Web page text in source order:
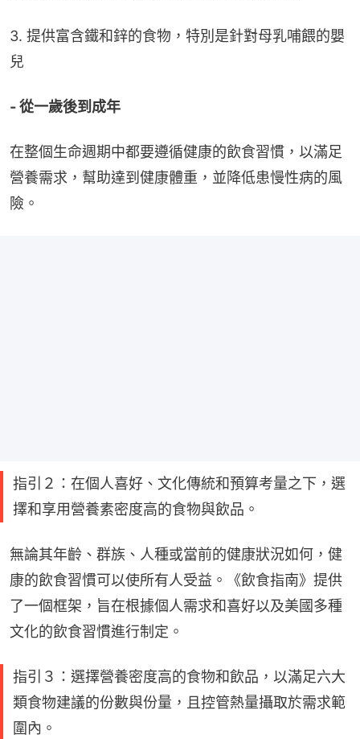
3. 提供富含鐵和鋅的食物，特別是針對母乳哺餵的嬰
兒
- 從一歲後到成年
在整個生命週期中都要遵循健康的飲食習慣，以滿足
營養需求，幫助達到健康體重，並降低患慢性病的風
險。
指引２：在個人喜好、文化傳統和預算考量之下，選
擇和享用營養素密度高的食物與飲品。
無論其年齡、群族、人種或當前的健康狀況如何，健
康的飲食習慣可以使所有人受益。《飲食指南》提供
了一個框架，旨在根據個人需求和喜好以及美國多種
文化的飲食習慣進行制定。
指引３：選擇營養密度高的食物和飲品，以滿足六大
類食物建議的份數與份量，且控管熱量攝取於需求範
圍內。